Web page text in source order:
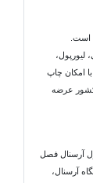
است.
لیورپول،
امکان چاپ
عرضه
اول آرسنال فصل
آرسنال،